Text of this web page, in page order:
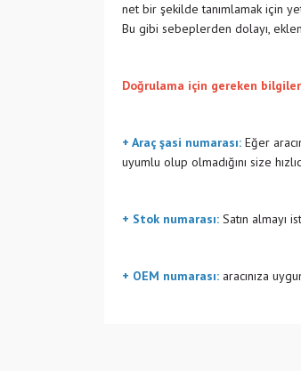
net bir şekilde tanımlamak için
Bu gibi sebeplerden dolayı,
Doğrulama için gereken
+ Araç şasi numarası: Eğer
uyumlu olup olmadığını size
+ Stok numarası: Satın almayı
+ OEM numarası: aracınıza